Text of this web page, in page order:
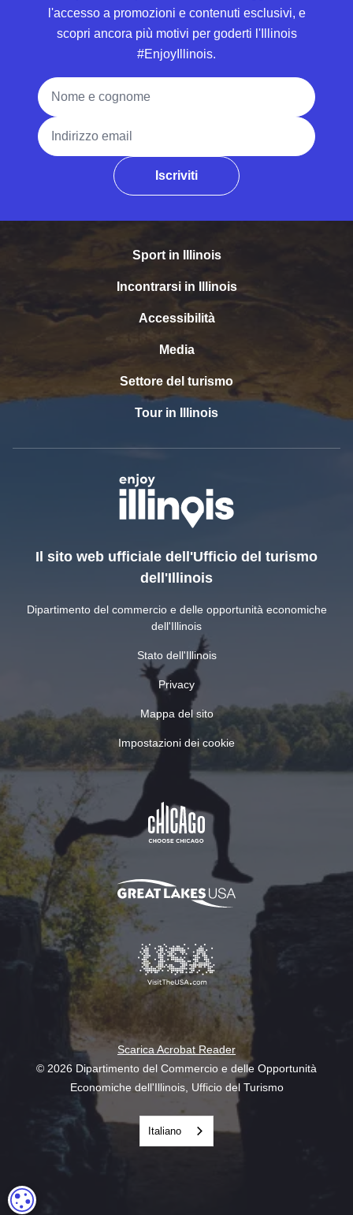
l'accesso a promozioni e contenuti esclusivi, e
scopri ancora più motivi per goderti l'Illinois
#EnjoyIllinois.
Nome e cognome
Indirizzo email
Iscriviti
Sport in Illinois
Incontrarsi in Illinois
Accessibilità
Media
Settore del turismo
Tour in Illinois
Il sito web ufficiale dell'Ufficio del turismo
dell'Illinois
Dipartimento del commercio e delle opportunità economiche
dell'Illinois
Stato dell'Illinois
Privacy
Mappa del sito
Impostazioni dei cookie
Scarica Acrobat Reader
© 2026 Dipartimento del Commercio e delle Opportunità
Economiche dell'Illinois, Ufficio del Turismo
Italiano
IMPOSTAZIONI DEI COOKIE